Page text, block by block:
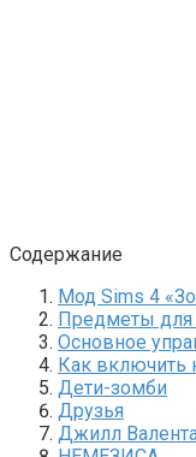
Содержание
Мод Sims 4
Предметы для
Основное
Как включить
Дети-зомби
Друзья
Джилл